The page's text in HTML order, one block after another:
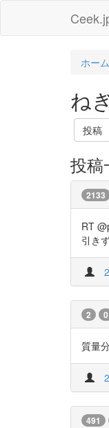
ホーム
ね
投稿
投稿
2133
RT
引き
2 0
質量
491